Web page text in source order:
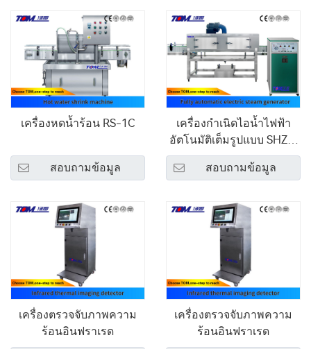
เครื่องหดน้ำร้อน RS-1C
สอบถามข้อมูล
เครื่องกำเนิดไอน้ำไฟฟ้า
อัตโนมัติเต็มรูปแบบ SHZJ-
1200
สอบถามข้อมูล
เครื่องตรวจจับภาพความ
ร้อนอินฟราเรด
เครื่องตรวจจับภาพความ
ร้อนอินฟราเรด